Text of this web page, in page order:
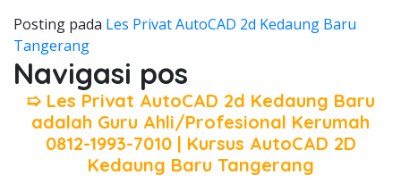
Posting pada Les Privat AutoCAD 2d Kedaung Baru
Tangerang
Navigasi pos
➯ Les Privat AutoCAD 2d Kedaung Baru
adalah Guru Ahli/Profesional Kerumah
0812-1993-7010 | Kursus AutoCAD 2D
Kedaung Baru Tangerang